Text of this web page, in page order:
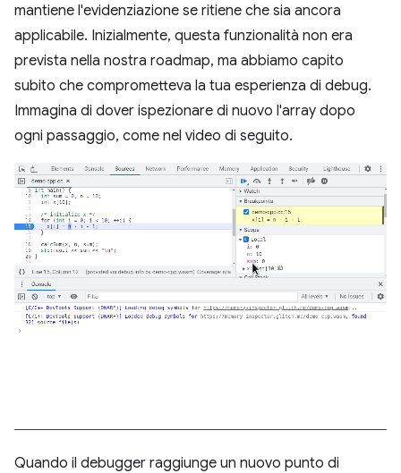
mantiene l'evidenziazione se ritiene che sia ancora
applicabile. Inizialmente, questa funzionalità non era
prevista nella nostra roadmap, ma abbiamo capito
subito che comprometteva la tua esperienza di debug.
Immagina di dover ispezionare di nuovo l'array dopo
ogni passaggio, come nel video di seguito.
Quando il debugger raggiunge un nuovo punto di